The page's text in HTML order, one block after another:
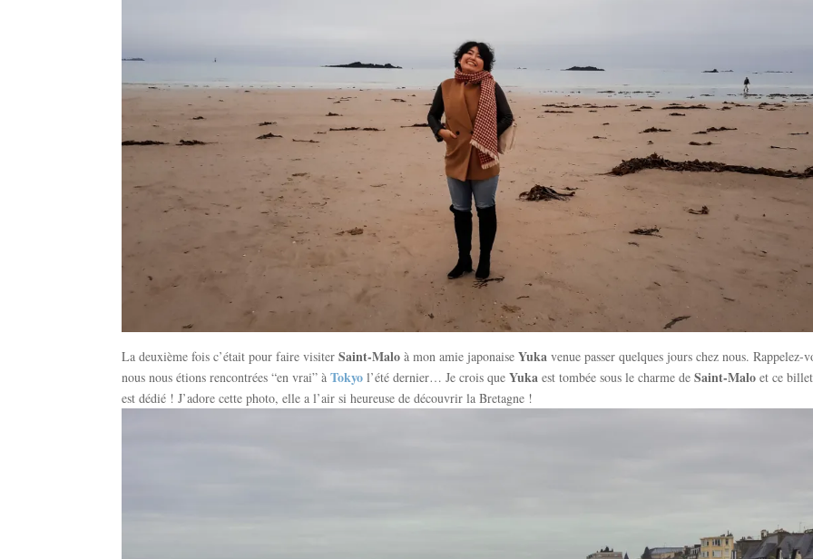
La deuxième fois c’était pour faire visiterSaint-Malo à mon amie japonaiseYuka venue passer quelques jours chez nous. Rappelez-
nous nous étions rencontrées “en vrai” àTokyo l’été dernier… Je crois queYuka est tombée sous le charme deSaint-Malo et ce
est dédié ! J’adore cette photo, elle a l’air si heureuse de découvrir la Bretagne !